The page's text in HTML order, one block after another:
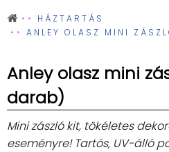
HÁZTARTÁS
ANLEY OLASZ MINI
Anley olasz mini
darab)
Mini zászló kit, tökéletes
eseményre! Tartós, UV-álló